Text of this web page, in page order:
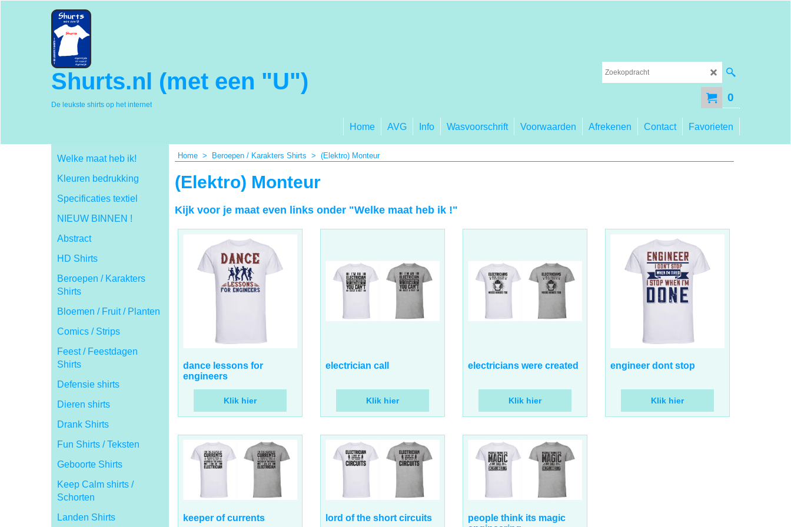
Shurts.nl (met een "U")
De leukste shirts op het internet
0
Home AVG Info Wasvoorschrift Voorwaarden Afrekenen Contact Favorieten
Welke maat heb ik!
Kleuren bedrukking
Specificaties textiel
NIEUW BINNEN !
Abstract
HD Shirts
Beroepen / Karakters
Shirts
Bloemen / Fruit / Planten
Comics / Strips
Feest / Feestdagen
Shirts
Defensie shirts
Dieren shirts
Drank Shirts
Fun Shirts / Teksten
Geboorte Shirts
Keep Calm shirts /
Schorten
Landen Shirts
Home > Beroepen / Karakters Shirts > (Elektro) Monteur
(Elektro) Monteur
Kijk voor je maat even links onder "Welke maat heb ik !"
€17.00 incl BTW
dance lessons for
engineers
Klik hier
€17.00 incl BTW
Klik hier
€17.00 incl BTW
Klik hier
€17.00 incl BTW
Klik hier
€17.00 incl BTW €17.00 incl BTW €17.00 incl BTW